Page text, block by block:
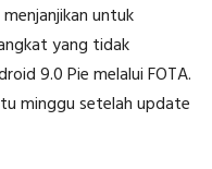
untuk
yang tidak
9.0 Pie melalui FOTA.
minggu setelah update